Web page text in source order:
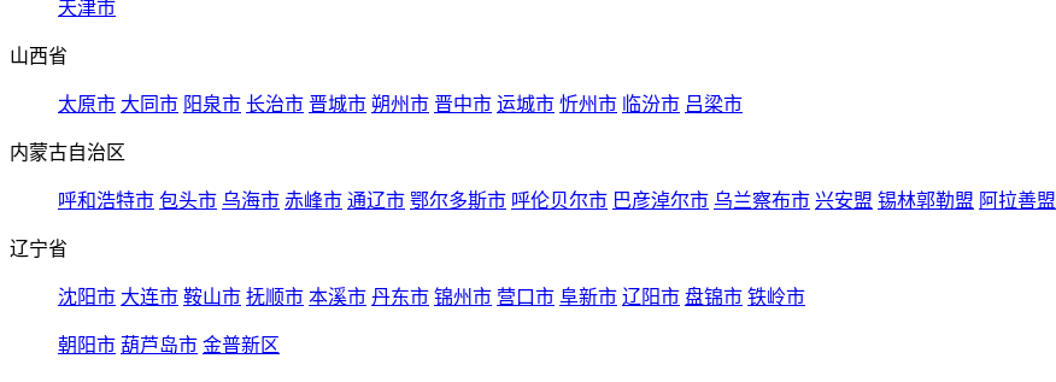
天津市
山西省
太原市 大同市 阳泉市 长治市 晋城市 朔州市 晋中市 运城市 忻州市 临汾市 吕梁市
内蒙古自治区
呼和浩特市 包头市 乌海市 赤峰市 通辽市 鄂尔多斯市 呼伦贝尔市 巴彦淖尔市 乌兰察布市 兴安盟 锡林郭勒盟 阿拉善盟
辽宁省
沈阳市 大连市 鞍山市 抚顺市 本溪市 丹东市 锦州市 营口市 阜新市 辽阳市 盘锦市 铁岭市
朝阳市 葫芦岛市 金普新区